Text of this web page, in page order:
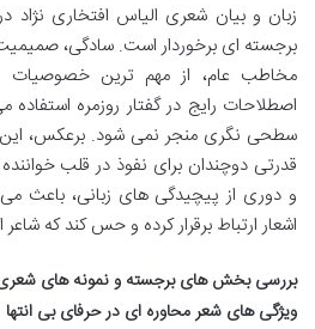
زبان و بیان شعری الیاس افتخاری نژاد
برجسته ای برخوردار است. سادگی،
مخاطب عام، از مهم ترین خصوصیات
اصطلاحات رایج در گفتار روزمره استفاده
سطحی نگری منجر نمی شود. برعکس،
قدرتی دوچندان برای نفوذ در قلب
و دوری از پیچیدگی های زبانی، باعث
اشعار ارتباط برقرار کرده و حس کند که
بررسی بخش های برجسته و نمونه های
ویژگی های شعر محاوره ای در حرفای بی انتها